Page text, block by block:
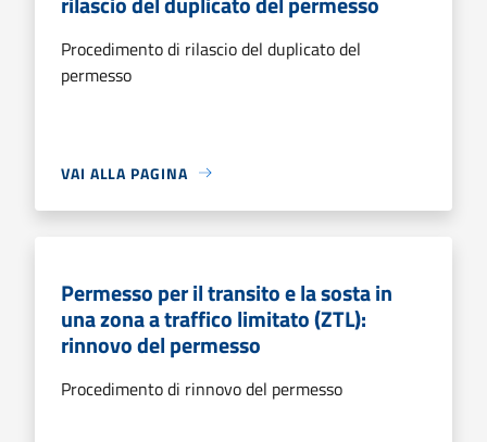
Procedimento di rilascio del duplicato del
permesso
VAI ALLA PAGINA
Permesso per il transito e la sosta in
una zona a traffico limitato (ZTL):
rinnovo del permesso
Procedimento di rinnovo del permesso